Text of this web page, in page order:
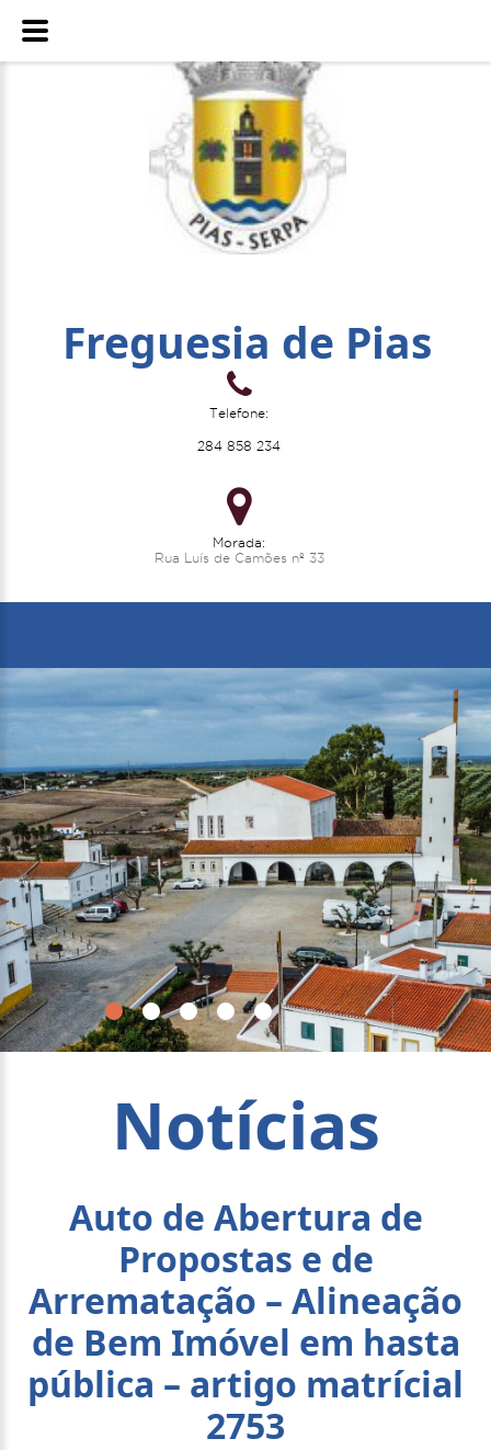
Freguesia de Pias
Telefone:
284 858 234
Morada:
Rua Luís de Camões nº 33
Notícias
Auto de Abertura de
Propostas e de
Arrematação – Alineação
de Bem Imóvel em hasta
pública – artigo matrícial
2753